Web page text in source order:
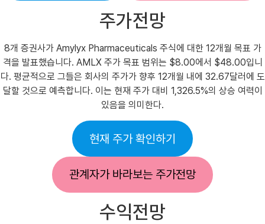
주가전망
8개 증권사가 Amylyx Pharmaceuticals 주식에 대한 12개월 목표 가
격을 발표했습니다. AMLX 주가 목표 범위는 $8.00에서 $48.00입니
다. 평균적으로 그들은 회사의 주가가 향후 12개월 내에 32.67달러에 도
달할 것으로 예측합니다. 이는 현재 주가 대비 1,326.5%의 상승 여력이
있음을 의미한다.
현재 주가 확인하기
관계자가 바라보는 주가전망
수익전망